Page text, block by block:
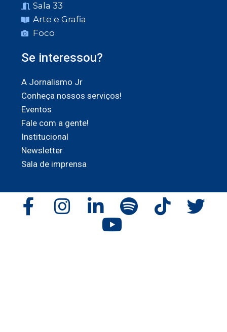
Sala 33
Arte e Grafia
Foco
Se interessou?
A Jornalismo Jr
Conheça nossos serviços!
Eventos
Fale com a gente!
Institucional
Newsletter
Sala de imprensa